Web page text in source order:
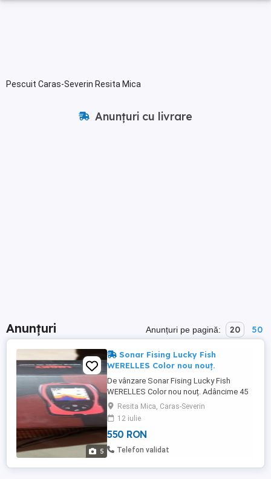
Pescuit Caras-Severin Resita Mica
Anunțuri cu livrare
Anunțuri Anunțuri pe pagină: 20 50
5
Sonar Fising Lucky Fish
WERELLES Color nou nouț.
De vânzare Sonar Fising Lucky Fish
WERELLES Color nou nouț. Adâncime 45
m. Lungime 150 m WERELLES.
Resita Mica, Caras-Severin
12 iulie
550 RON
Telefon validat